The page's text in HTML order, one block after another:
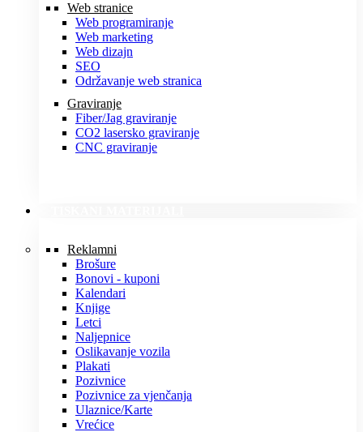
Web stranice
Web programiranje
Web marketing
Web dizajn
SEO
Održavanje web stranica
Graviranje
Fiber/Jag graviranje
CO2 lasersko graviranje
CNC graviranje
Reklamni
Brošure
Bonovi - kuponi
Kalendari
Knjige
Letci
Naljepnice
Oslikavanje vozila
Plakati
Pozivnice
Pozivnice za vjenčanja
Ulaznice/Karte
Vrećice